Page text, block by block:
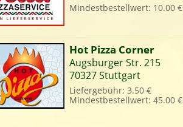
Mindestbestellwert: 10.00 €
Hot Pizza Corner
Augsburger Str. 215
70327 Stuttgart
Liefergebühr: 3.50 €
Mindestbestellwert: 45.00 €